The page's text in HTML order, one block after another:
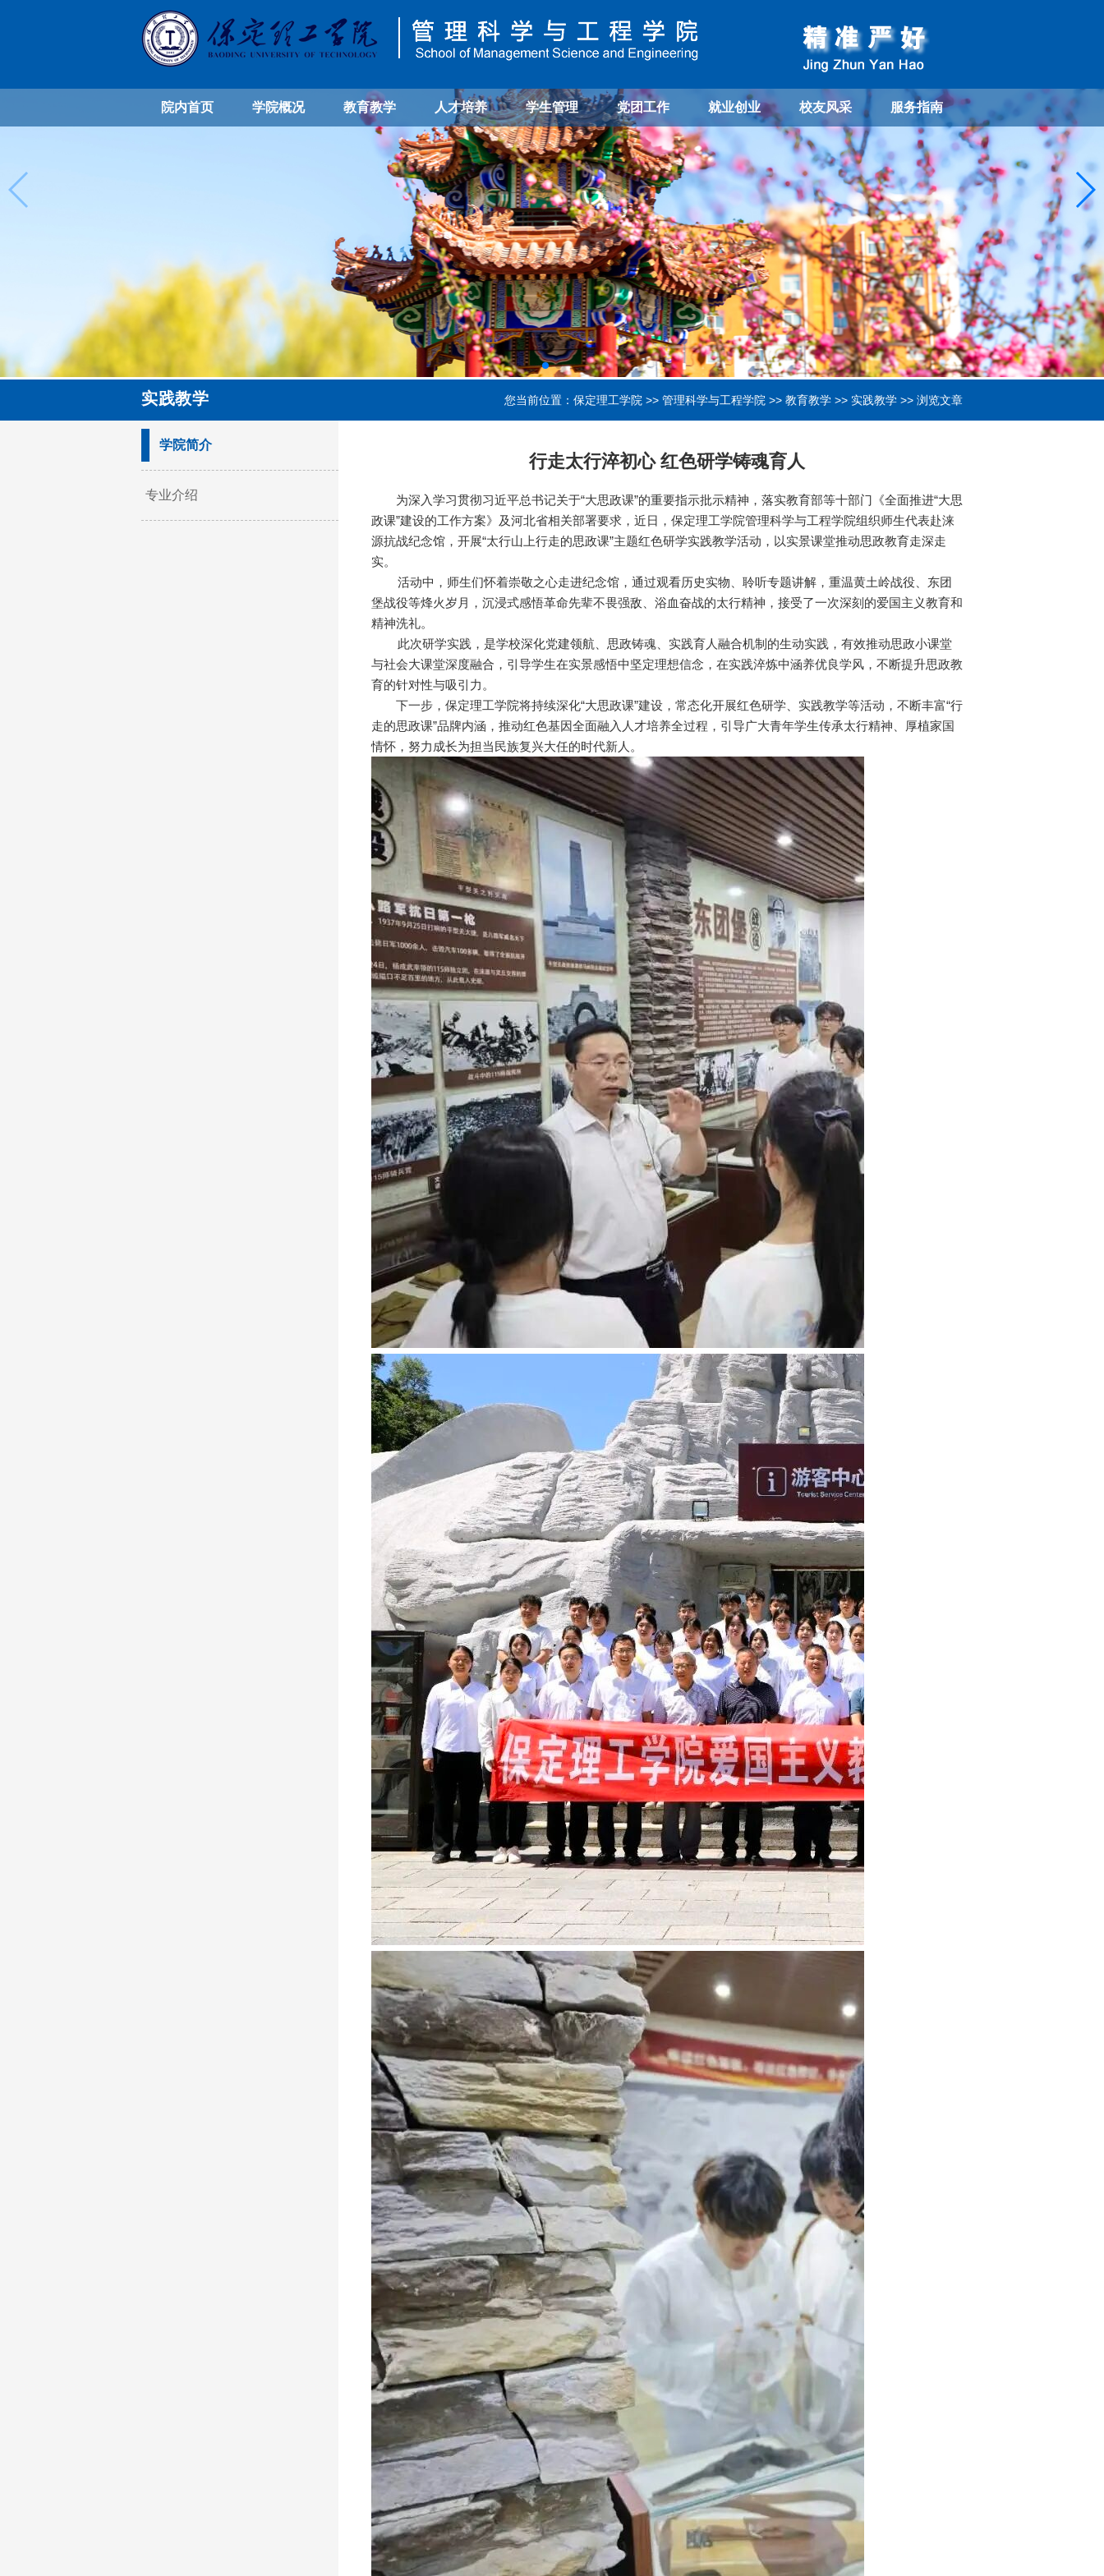
院内首页 学院概况 教育教学 人才培养 学生管理 党团工作 就业创业 校友风采 服务指南
您当前位置： 保定理工学院 >> 管理科学与工程学院 >> 教育教学 >> 实践教学 >> 浏览文章
实践教学
学院简介
专业介绍
行走太行淬初心 红色研学铸魂育人
为深入学习贯彻习近平总书记关于“大思政课”的重要指示批示精神，落实教育部等十部门《全面推进“大思
政课”建设的工作方案》及河北省相关部署要求，近日，保定理工学院管理科学与工程学院组织师生代表赴涞
源抗战纪念馆，开展“太行山上行走的思政课”主题红色研学实践教学活动，以实景课堂推动思政教育走深走
实。
活动中，师生们怀着崇敬之心走进纪念馆，通过观看历史实物、聆听专题讲解，重温黄土岭战役、东团
堡战役等烽火岁月，沉浸式感悟革命先辈不畏强敌、浴血奋战的太行精神，接受了一次深刻的爱国主义教育和
精神洗礼。
此次研学实践，是学校深化党建领航、思政铸魂、实践育人融合机制的生动实践，有效推动思政小课堂
与社会大课堂深度融合，引导学生在实景感悟中坚定理想信念，在实践淬炼中涵养优良学风，不断提升思政教
育的针对性与吸引力。
下一步，保定理工学院将持续深化“大思政课”建设，常态化开展红色研学、实践教学等活动，不断丰富“行
走的思政课”品牌内涵，推动红色基因全面融入人才培养全过程，引导广大青年学生传承太行精神、厚植家国
情怀，努力成长为担当民族复兴大任的时代新人。